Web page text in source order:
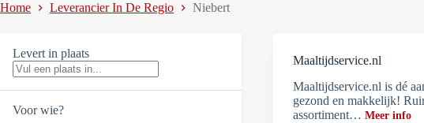
Home Leverancier In De Regio Niebert
Levert in plaats
Voor wie?
Maaltijdservice.nl
Maaltijdservice.nl is dé
gezond en makkelijk!
assortiment… Meer info